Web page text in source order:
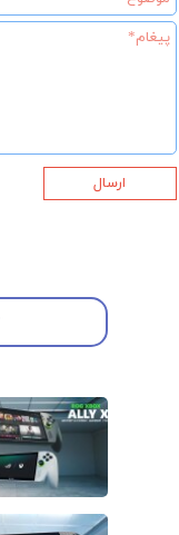
ارسال